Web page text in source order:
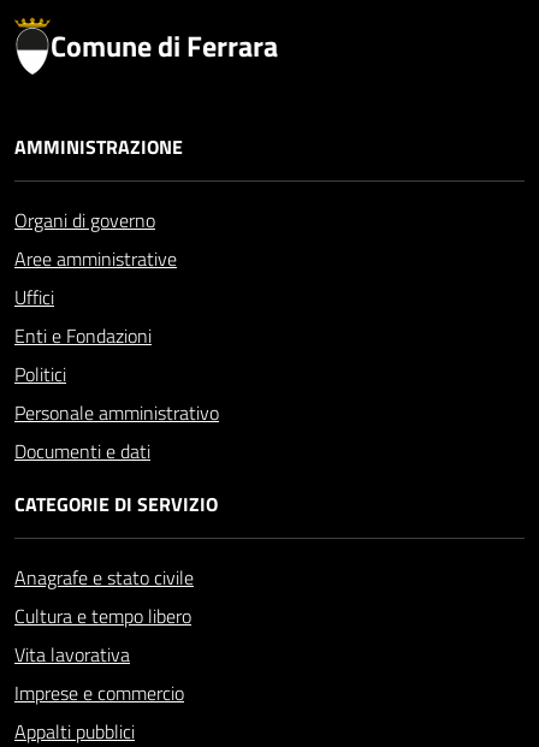
Comune di Ferrara
AMMINISTRAZIONE
Organi di governo
Aree amministrative
Uffici
Enti e Fondazioni
Politici
Personale amministrativo
Documenti e dati
CATEGORIE DI SERVIZIO
Anagrafe e stato civile
Cultura e tempo libero
Vita lavorativa
Imprese e commercio
Appalti pubblici